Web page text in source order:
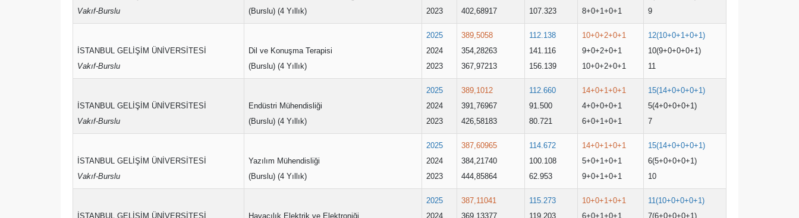
Vakıf-Burslu
(Burslu) (4 Yıllık)
2023
402,68917
107.323
8+0+1+0+1
9
İSTANBUL GELİŞİM ÜNİVERSİTESİ
Vakıf-Burslu
Dil ve Konuşma Terapisi
(Burslu) (4 Yıllık)
2025
2024
2023
389,5058
354,28263
367,97213
112.138
141.116
156.139
10+0+2+0+1
9+0+2+0+1
10+0+2+0+1
12(10+0+1+0+1)
10(9+0+0+0+1)
11
İSTANBUL GELİŞİM ÜNİVERSİTESİ
Vakıf-Burslu
Endüstri Mühendisliği
(Burslu) (4 Yıllık)
2025
2024
2023
389,1012
391,76967
426,58183
112.660
91.500
80.721
14+0+1+0+1
4+0+0+0+1
6+0+1+0+1
15(14+0+0+0+1)
5(4+0+0+0+1)
7
İSTANBUL GELİŞİM ÜNİVERSİTESİ
Vakıf-Burslu
Yazılım Mühendisliği
(Burslu) (4 Yıllık)
2025
2024
2023
387,60965
384,21740
444,85864
114.672
100.108
62.953
14+0+1+0+1
5+0+1+0+1
9+0+1+0+1
15(14+0+0+0+1)
6(5+0+0+0+1)
10
İSTANBUL GELİŞİM ÜNİVERSİTESİ
Havacılık Elektrik ve Elektroniği
2025
2024
387,11041
369,13377
115.273
119.203
10+0+1+0+1
6+0+1+0+1
11(10+0+0+0+1)
7(6+0+0+0+1)